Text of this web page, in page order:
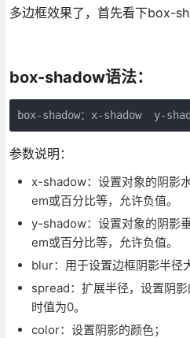
多边框效果了，首先看下box-
box-shadow语法：
box-shadow：x-shadow  y-
参数说明：
x-shadow：设置对象的阴影
em或百分比等，允许负值。
y-shadow：设置对象的阴影
em或百分比等，允许负值。
blur：用于设置边框阴影半径
spread：扩展半径，设置阴
时值为0。
color：设置阴影的颜色；